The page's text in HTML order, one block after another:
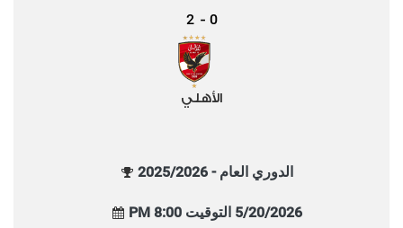
0
-
2
الأهلي
الدوري العام - 2025/2026
5/20/2026 التوقيت 8:00 PM